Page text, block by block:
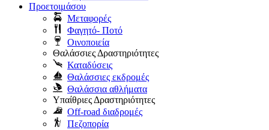
Προετοιμάσου
Μεταφορές
Φαγητό- Ποτό
Οινοποιεία
Θαλάσσιες Δραστηριότητες
Καταδύσεις
Θαλάσσιες εκδρομές
Θαλάσσια αθλήματα
Υπαίθριες Δραστηριότητες
Off-road διαδρομές
Πεζοπορία